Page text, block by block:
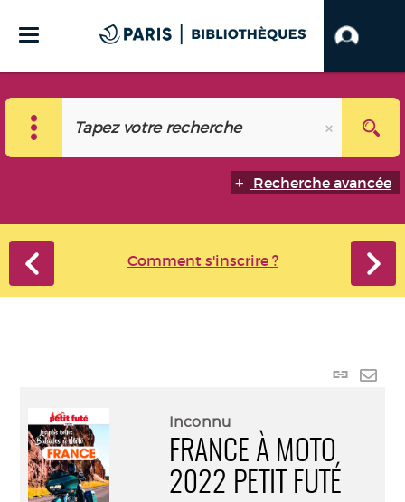
Recherche avancée
Comment s'inscrire ?
Lien
Inconnu
FRANCE À MOTO
2022 PETIT FUTÉ